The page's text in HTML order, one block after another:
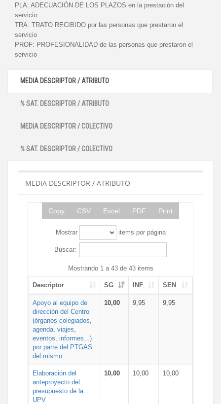
PLA: ADECUACIÓN DE LOS PLAZOS en la prestación del
servicio
TRA: TRATO RECIBIDO por las personas que prestaron el
servicio
PROF: PROFESIONALIDAD de las personas que prestaron el
servicio
MEDIA DESCRIPTOR / ATRIBUTO
% SAT. DESCRIPTOR / ATRIBUTO
MEDIA DESCRIPTOR / COLECTIVO
% SAT. DESCRIPTOR / COLECTIVO
MEDIA DESCRIPTOR / ATRIBUTO
Copy CSV Excel PDF Print
Mostrar items por página
Buscar:
Mostrando 1 a 43 de 43 items
Descriptor SG INF SEN
Apoyo al equipo de
dirección del Centro
(órganos colegiados,
agenda, viajes,
eventos, informes...)
por parte del PTGAS
del mismo
10,00 9,95 9,95
Elaboración del
anteproyecto del
presupuesto de la
UPV
10,00 10,00 10,00